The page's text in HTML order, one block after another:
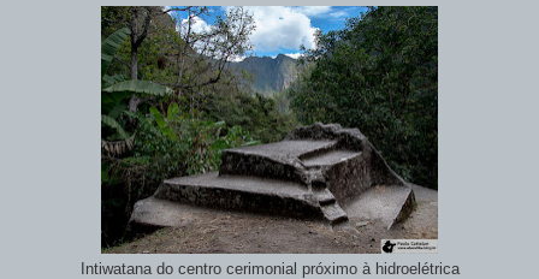
Intiwatana do centro cerimonial próximo à hidroelétrica